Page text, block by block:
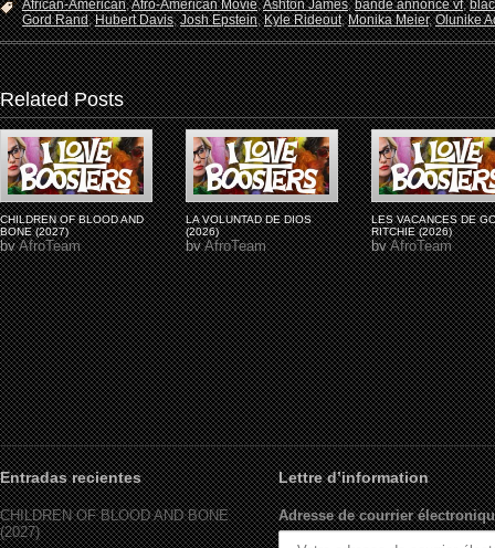
African-American,Afro-American Movie,Ashton James,bande annonce vf,
Gord Rand,Hubert Davis,Josh Epstein,Kyle Rideout,Monika Meier,Olunike
Related Posts
CHILDREN OF BLOOD AND
BONE (2027)
byAfroTeam
LA VOLUNTAD DE DIOS
(2026)
byAfroTeam
LES VACANCES DE
RITCHIE (2026)
byAfroTeam
Entradas recientes
CHILDREN OF BLOOD AND BONE
(2027)
Lettre d’information
Adresse de courrier